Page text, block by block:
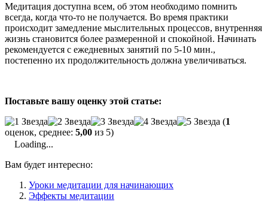
Медитация доступна всем, об этом необходимо помнить
всегда, когда что-то не получается. Во время практики
происходит замедление мыслительных процессов, внутренняя
жизнь становится более размеренной и спокойной. Начинать
рекомендуется с ежедневных занятий по 5-10 мин.,
постепенно их продолжительность должна увеличиваться.
Поставьте вашу оценку этой статье:
(1
оценок, среднее: 5,00 из 5)
Loading...
Вам будет интересно:
Уроки медитации для начинающих
Эффекты медитации